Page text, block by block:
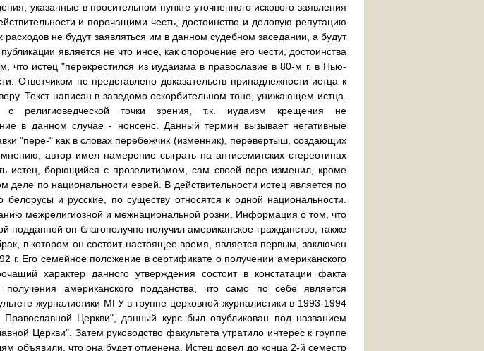
указанные в просительном пункте уточненного искового заявления
и порочащими честь, достоинство и деловую репутацию
не будут заявляться им в данном судебном заседании, а будут
является не что иное, как опорочение его чести, достоинства
что истец "перекрестился из иудаизма в православие в 80-м г. в Нью-
Ответчиком не представлено доказательств принадлежности истца к
Текст написан в заведомо оскорбительном тоне, унижающем истца.
с религиоведческой точки зрения, т.к. иудаизм крещения не
в данном случае - нонсенс. Данный термин вызывает негативные
"пере-" как в словах перебежчик (изменник), перевертыш, создающих
автор имел намерение сыграть на антисемитских стереотипах
истец, борющийся с прозелитизмом, сам своей вере изменил, кроме
деле по национальности еврей. В действительности истец является по
белорусы и русские, по существу относятся к одной национальности.
межрелигиозной и межнациональной розни. Информация о том, что
подданной он благополучно получил американское гражданство, также
в котором он состоит настоящее время, является первым, заключен
г. Его семейное положение в сертификате о получении американского
характер данного утверждения состоит в констатации факта
американского подданства, что само по себе является
журналистики МГУ в группе церковной журналистики в 1993-1994
Православной Церкви", данный курс был опубликован под названием
Церкви". Затем руководство факультета утратило интерес к группе
объявили, что она будет отменена. Истец довел до конца 2-й семестр